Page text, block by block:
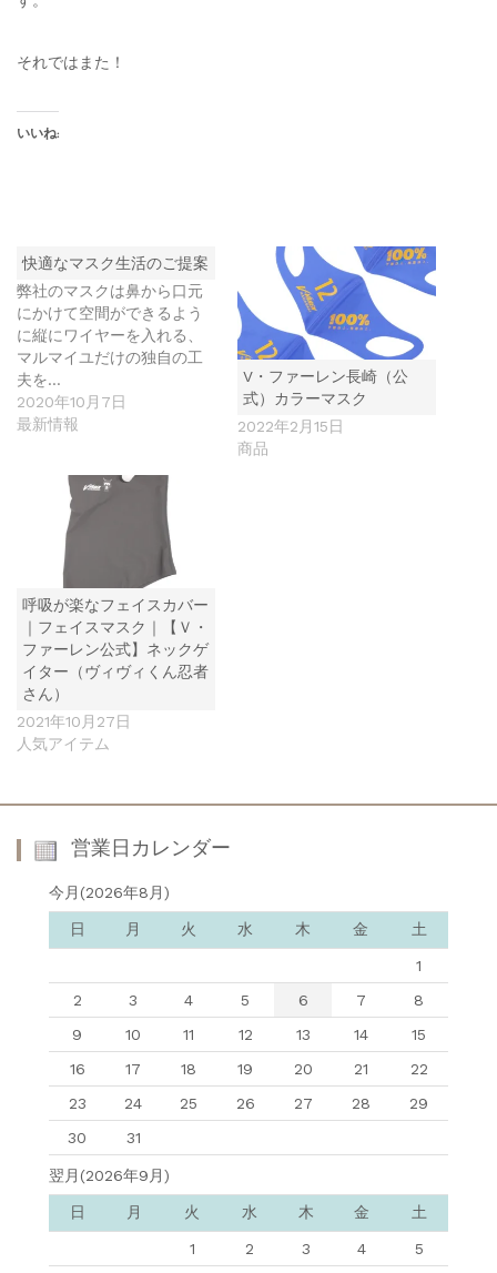
それではまた！
いいね:
快適なマスク生活のご提案
弊社のマスクは鼻から口元
にかけて空間ができるよう
に縦にワイヤーを入れる、
マルマイユだけの独自の工
夫を…
2020年10月7日
最新情報
V・ファーレン長崎（公
式）カラーマスク
2022年2月15日
商品
呼吸が楽なフェイスカバー
｜フェイスマスク｜【Ｖ・
ファーレン公式】ネックゲ
イター（ヴィヴィくん忍者
さん）
2021年10月27日
人気アイテム
営業日カレンダー
今月(2026年8月)
日 月 火 水 木 金 土
1
2
3 4 5 6 7
8
9
10 11 12 13 14
15
16
17 18 19 20 21
22
23
24 25 26 27 28
29
30
31
翌月(2026年9月)
日 月 火 水 木 金 土
1 2 3 4
5